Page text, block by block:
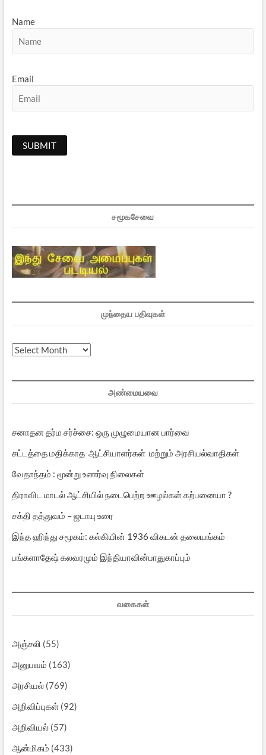
Name
Email
சமூகசேவை
முந்தைய பதிவுகள்
முந்தைய
அண்மையவை
சனாதன தர்ம சர்ச்சை: ஒரு முழுமையான பார்வை
சட்டத்தை மதிக்காத ஆட்சியாளர்கள் மற்றும் அரசியல்வாதிகள்
வேதாந்தம் : மூன்று உணர்வு நிலைகள்
திராவிட மாடல் ஆட்சியில் நடைபெற்ற ஊழல்கள் கற்பனையா ?
சக்தி தத்துவம் – ஜடாயு உரை
இந்த ஹிந்து சமூகம்: கல்கியின் 1936 விகடன் தலையங்கம்
பங்களாதேஷ் கலவரமும் இந்தியாவின்பாதுகாப்பும்
வகைகள்
அஞ்சலி (55)
அனுபவம் (163)
அரசியல்(769)
அறிவிப்புகள்(92)
அறிவியல்(57)
ஆன்மிகம் (433)